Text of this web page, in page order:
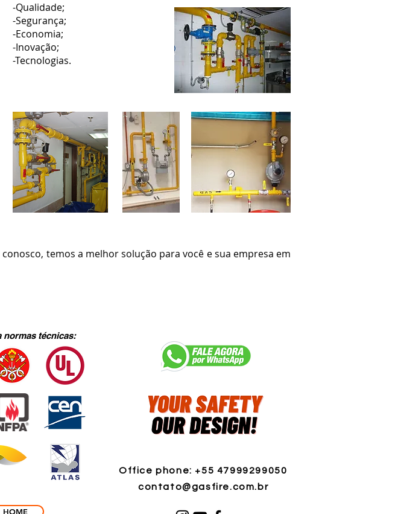
-Qualidade;
-Segurança;
-Economia;
-Inovação;
-Tecnologias.
temos a melhor solução para você e sua empresa em
normas técnicas:
HOME
Office phone: +55 47999299050
contato@gasfire.com.br